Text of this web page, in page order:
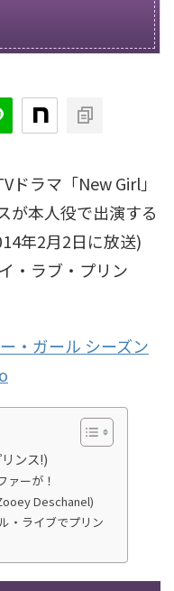
ドラマ「New Girl」
が本人役で出演する
年2月2日に放送)
・ラブ・プリン
・ガール シーズン
ンス!)
ァーが！
Deschanel)
・ライブでプリン